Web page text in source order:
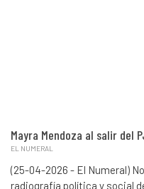
Mayra Mendoza al salir del
EL NUMERAL
(25-04-2026 - El Numeral)
radiografía política y social